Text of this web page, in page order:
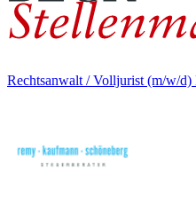
Rechtsanwalt / Volljurist (m/w/d)